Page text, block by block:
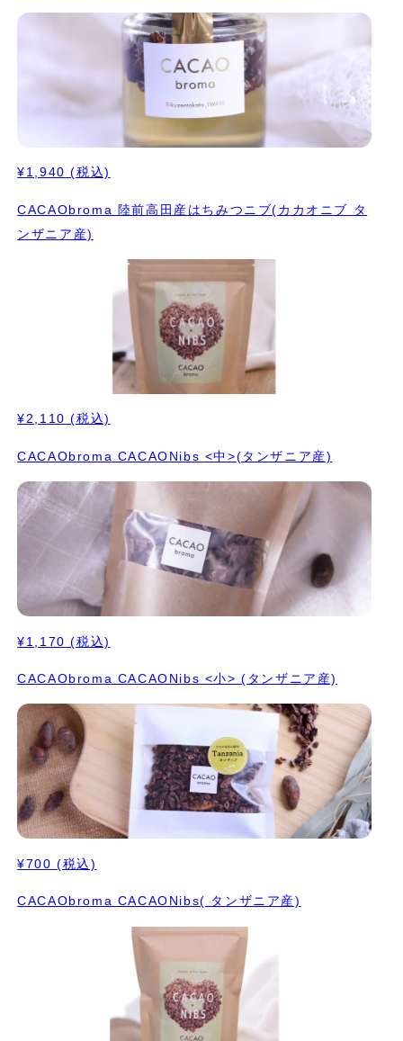
¥1,940 (税込)
CACAObroma 陸前高田産はちみつニブ(カカオニブ タ
ンザニア産)
¥2,110 (税込)
CACAObroma CACAONibs <中>(タンザニア産)
¥1,170 (税込)
CACAObroma CACAONibs <小> (タンザニア産)
¥700 (税込)
CACAObroma CACAONibs( タンザニア産)